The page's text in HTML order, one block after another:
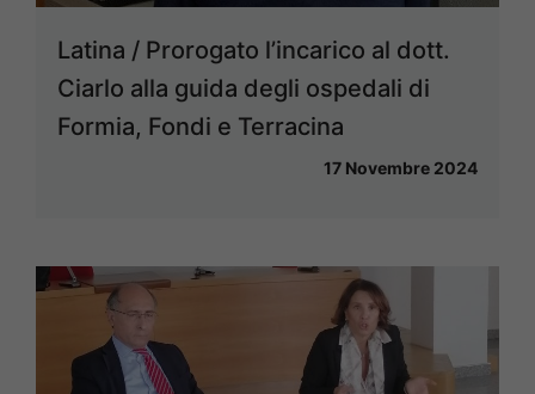
Latina / Prorogato l’incarico al dott.
Ciarlo alla guida degli ospedali di
Formia, Fondi e Terracina
17 Novembre 2024